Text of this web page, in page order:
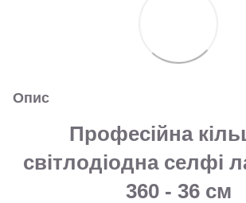
Опис
Професійна
світлодіодна селфі
360 - 36 см